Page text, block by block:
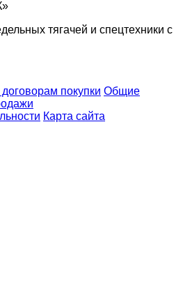
тягачей и спецтехники с
покупки Общие
Карта сайта